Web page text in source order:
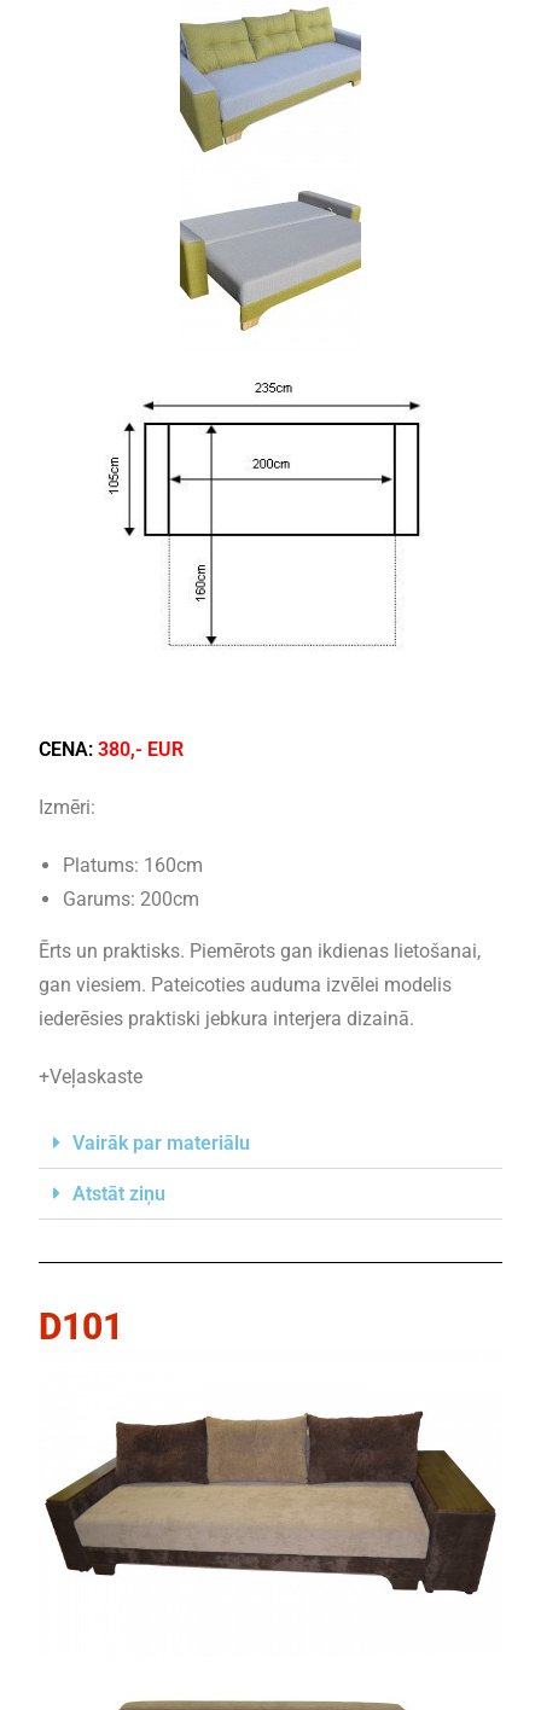
CENA: 380,- EUR
Izmēri:
Platums: 160cm
Garums: 200cm
Ērts un praktisks. Piemērots gan ikdienas lietošanai,
gan viesiem. Pateicoties auduma izvēlei modelis
iederēsies praktiski jebkura interjera dizainā.
+Veļaskaste
Vairāk par materiālu
Atstāt ziņu
D101